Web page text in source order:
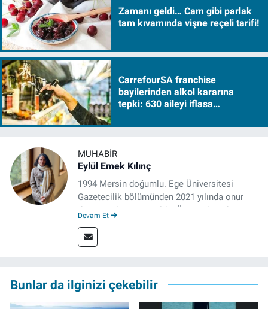
Zamanı geldi… Cam gibi parlak
tam kıvamında vişne reçeli tarifi!
CarrefourSA franchise
bayilerinden alkol kararına
tepki: 630 aileyi iflasa
MUHABIR
Eylül Emek Kılınç
1994 Mersin doğumlu. Ege Üniversitesi
Gazetecilik bölümünden 2021 yılında onur
derecesiyle mezun oldu. Öğrenciliğinde
deneyimin dışında kapatılana kadar Artı TV
ve TELE1 TV Ankara bürolarında editör ve
Devam Et
Bunlar da ilginizi çekebilir